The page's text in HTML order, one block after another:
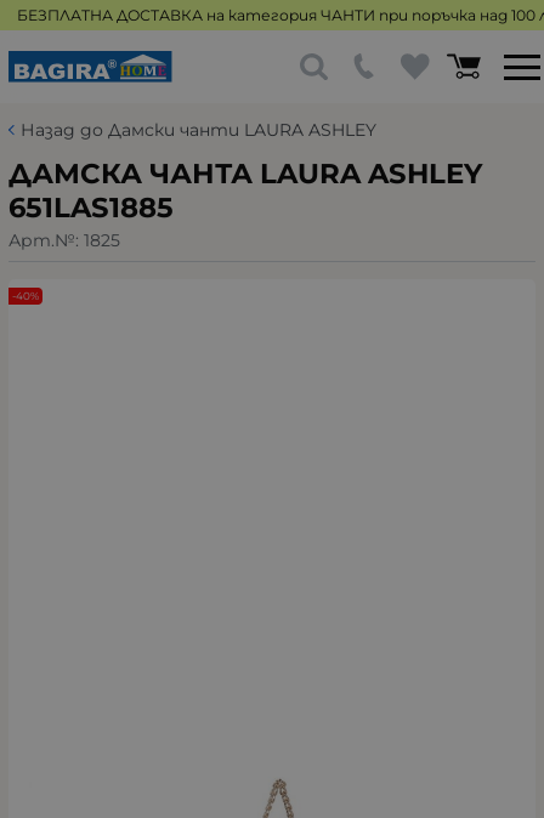
БЕЗПЛАТНА ДОСТАВКА на категория ЧАНТИ при поръчка над 100
Назад до Дамски чанти LAURA ASHLEY
ДАМСКА ЧАНТА LAURA ASHLEY
651LAS1885
Арт.№: 1825
-40%